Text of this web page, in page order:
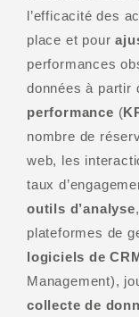
l’efficacité des
place et pour
performances
données à partir
performance (
nombre de
web, les
taux
outils d’analyse
plateformes de
logiciels de
Management),
collecte de